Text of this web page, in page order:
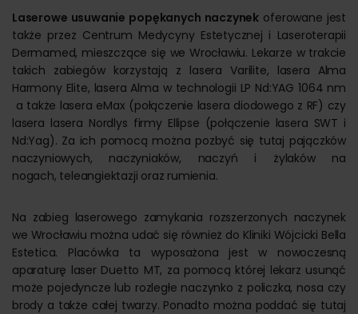
Laserowe usuwanie popękanych naczynek oferowane jest
także przez Centrum Medycyny Estetycznej i Laseroterapii
Dermamed, mieszczące się we Wrocławiu. Lekarze w trakcie
takich zabiegów korzystają z lasera Varilite, lasera Alma
Harmony Elite, lasera Alma w technologii LP Nd:YAG 1064 nm
a także lasera eMax (połączenie lasera diodowego z RF) czy
lasera lasera Nordlys firmy Ellipse (połączenie lasera SWT i
Nd:Yag). Za ich pomocą można pozbyć się tutaj pajączków
naczyniowych, naczyniaków, naczyń i żylaków na
nogach, teleangiektazji oraz rumienia.
Na zabieg laserowego zamykania rozszerzonych naczynek
we Wrocławiu można udać się również do Kliniki Wójcicki Bella
Estetica. Placówka ta wyposażona jest w nowoczesną
aparaturę laser Duetto MT, za pomocą której lekarz usunąć
może pojedyncze lub rozległe naczynko z policzka, nosa czy
brody a także całej twarzy. Ponadto można poddać się tutaj